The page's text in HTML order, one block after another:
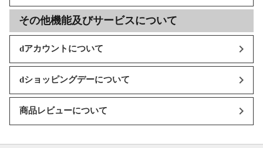
その他機能及びサービスについて
dアカウントについて
dショッピングデーについて
商品レビューについて